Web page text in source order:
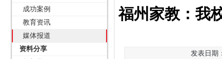
成功案例
教育资讯
媒体报道
资料分享
福州家教：我
发表日期